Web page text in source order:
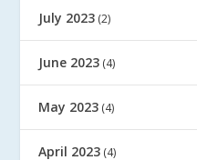
July 2023 (2)
June 2023 (4)
May 2023 (4)
April 2023 (4)